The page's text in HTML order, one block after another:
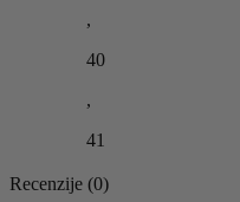
,
40
,
41
Recenzije (0)